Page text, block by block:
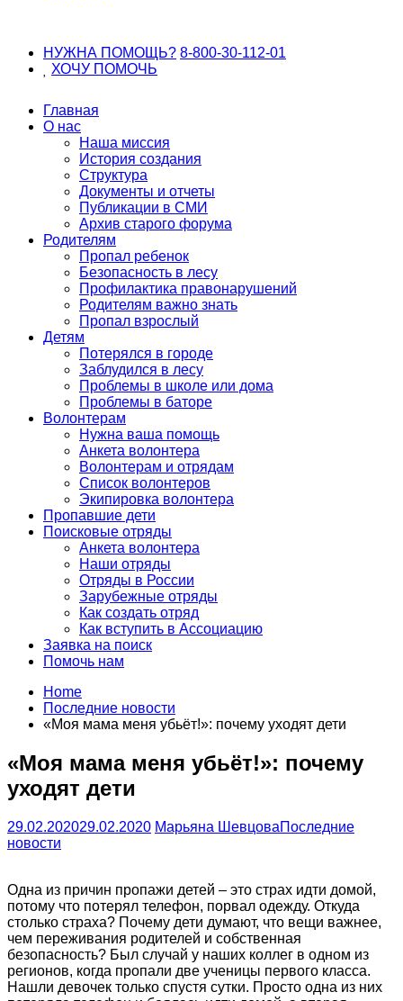
НУЖНА ПОМОЩЬ? 8-800-30-112-01
ХОЧУ ПОМОЧЬ
Главная
О нас
Наша миссия
История создания
Структура
Документы и отчеты
Публикации в СМИ
Архив старого форума
Родителям
Пропал ребенок
Безопасность в лесу
Профилактика правонарушений
Родителям важно знать
Пропал взрослый
Детям
Потерялся в городе
Заблудился в лесу
Проблемы в школе или дома
Проблемы в баторе
Волонтерам
Нужна ваша помощь
Анкета волонтера
Волонтерам и отрядам
Список волонтеров
Экипировка волонтера
Пропавшие дети
Поисковые отряды
Анкета волонтера
Наши отряды
Отряды в России
Зарубежные отряды
Как создать отряд
Как вступить в Ассоциацию
Заявка на поиск
Помочь нам
Home
Последние новости
«Моя мама меня убьёт!»: почему уходят дети
«Моя мама меня убьёт!»: почему
уходят дети
29.02.202029.02.2020 Марьяна ШевцоваПоследние
новости
Одна из причин пропажи детей – это страх идти домой,
потому что потерял телефон, порвал одежду. Откуда
столько страха? Почему дети думают, что вещи важнее,
чем переживания родителей и собственная
безопасность? Был случай у наших коллег в одном из
регионов, когда пропали две ученицы первого класса.
Нашли девочек только спустя сутки. Просто одна из них